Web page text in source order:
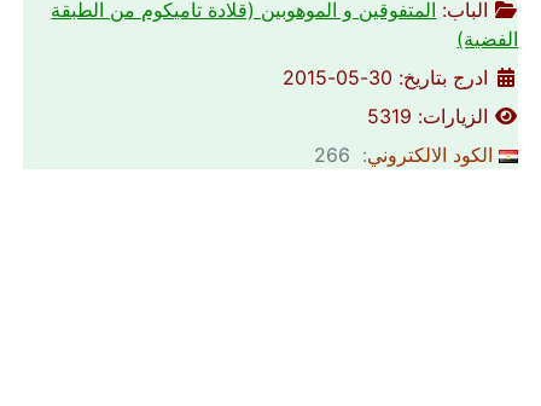
الباب: المتفوقين و الموهوبين (قلادة تاميكوم من الطبقة
الفضية)
ادرج بتاريخ: 30-05-2015
الزيارات: 5319
الكود الالكتروني: 266